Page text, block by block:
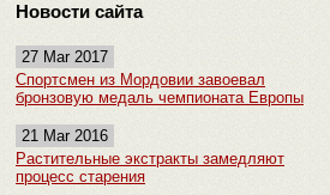
Новости сайта
27 Mar 2017
Спортсмен из Мордовии завоевал
бронзовую медаль чемпионата Европы
21 Mar 2016
Растительные экстракты замедляют
процесс старения